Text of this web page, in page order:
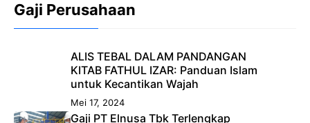
Gaji Perusahaan
ALIS TEBAL DALAM PANDANGAN
KITAB FATHUL IZAR: Panduan Islam
untuk Kecantikan Wajah
Mei 17, 2024
Gaji PT Elnusa Tbk Terlengkap